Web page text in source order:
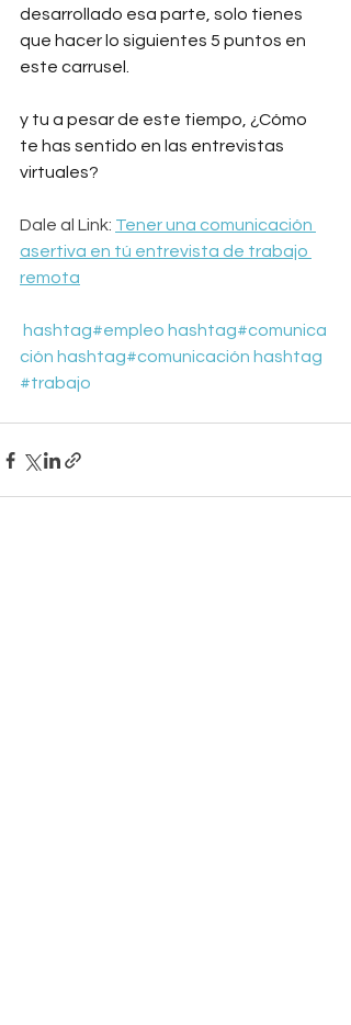
desarrollado esa parte, solo tienes
que hacer lo siguientes 5 puntos en
este carrusel.
y tu a pesar de este tiempo, ¿Cómo
te has sentido en las entrevistas
virtuales?
Dale al Link: Tener una comunicación
asertiva en tú entrevista de trabajo
remota
hashtag#empleo hashtag#comunica
ción hashtag#comunicación hashtag
#trabajo